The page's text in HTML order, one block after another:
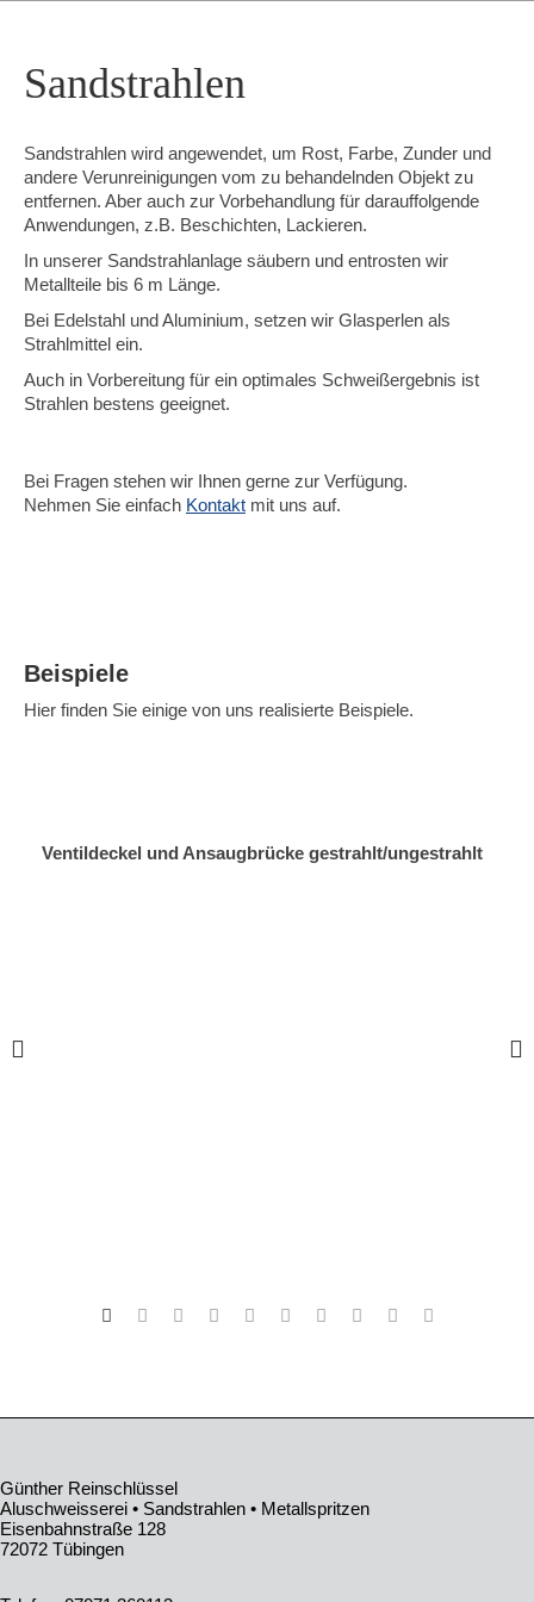
Sandstrahlen
Sandstrahlen wird angewendet, um Rost, Farbe, Zunder und
andere Verunreinigungen vom zu behandelnden Objekt zu
entfernen. Aber auch zur Vorbehandlung für darauffolgende
Anwendungen, z.B. Beschichten, Lackieren.
In unserer Sandstrahlanlage säubern und entrosten wir
Metallteile bis 6 m Länge.
Bei Edelstahl und Aluminium, setzen wir Glasperlen als
Strahlmittel ein.
Auch in Vorbereitung für ein optimales Schweißergebnis ist
Strahlen bestens geeignet.
Bei Fragen stehen wir Ihnen gerne zur Verfügung.
Nehmen Sie einfach Kontakt mit uns auf.
Beispiele
Hier finden Sie einige von uns realisierte Beispiele.
Ventildeckel und Ansaugbrücke gestrahlt/ungestrahlt
Günther Reinschlüssel
Aluschweisserei • Sandstrahlen • Metallspritzen
Eisenbahnstraße 128
72072 Tübingen